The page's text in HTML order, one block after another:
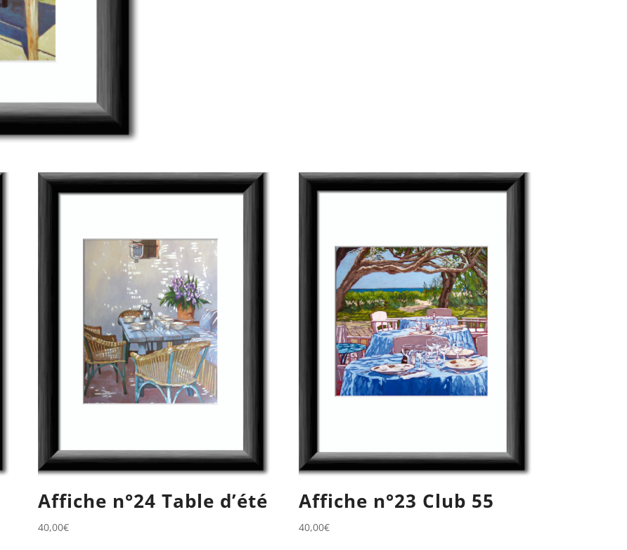
Affiche n°24 Table d’été
40,00€
Affiche n°23 Club 55
40,00€